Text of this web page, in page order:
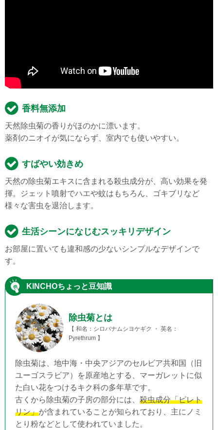
香料無添加
天然除虫菊の香りがほのかに漂います。
薬剤のニオイが気にならず、室内でも使いやすい。
すばやい効きめ
天然の除虫菊エキスに含まれる殺虫成分が、高い効果を発
揮。ジェット噴射でハエや蚊はもちろん、ゴキブリなど
様々な害虫を退治します。
生活シーンになじむスッキリデザイン
お部屋に置いても違和感の少ないシンプルなデザインで
す。
KINCHOちょっと豆知識
除虫菊とは
【 和名：シロバナムシヨケギク ・ 英名：
Pyrethrum 】
除虫菊は、地中海・中央アジアのセルビア共和国（旧
ユーゴスラビア）を原産地とする、マーガレットに似
た白い花をつけるキク科の多年草です。
古くから除虫菊の子房の部分には、 殺虫成分「ピレト
リン」が含まれていることが知られており、主にノミ
とり粉などとして使われていました。